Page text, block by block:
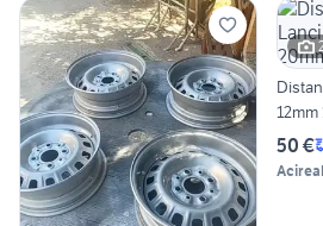
50 €